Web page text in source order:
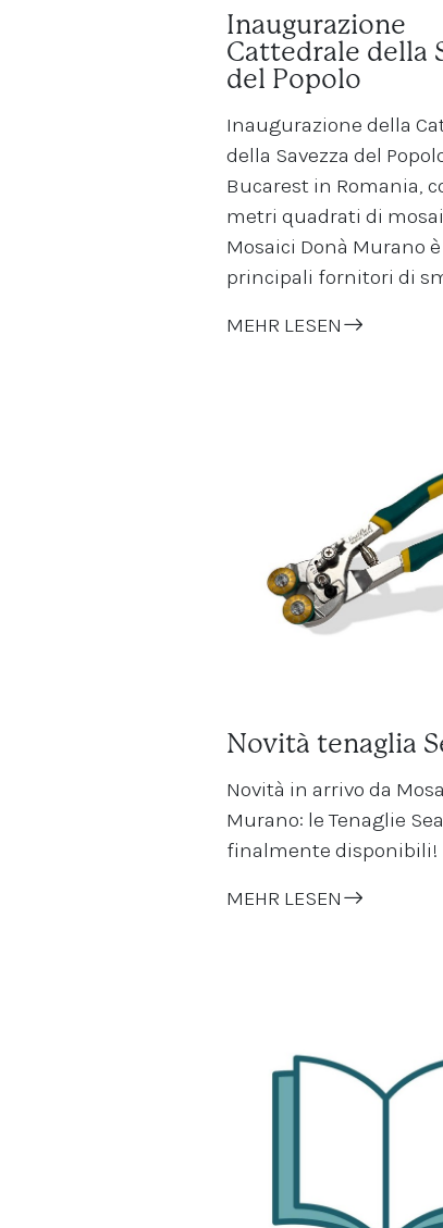
Inaugurazione
Cattedrale della
del Popolo
Inaugurazione della
della Savezza del
Bucarest in Romania,
metri quadrati di
Mosaici Donà Murano
principali fornitori di
MEHR LESEN
Novità tenaglia
Novità in arrivo da
Murano: le Tenaglie
finalmente disponibili!
MEHR LESEN